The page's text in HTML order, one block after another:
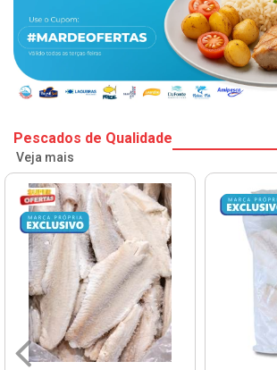
Pescados de Qualidade
Veja mais